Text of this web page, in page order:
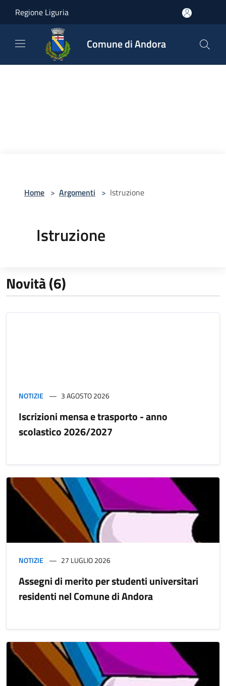
Regione Liguria
Comune di Andora
Home > Argomenti > Istruzione
Istruzione
Novità (6)
NOTIZIE 3 AGOSTO 2026
Iscrizioni mensa e trasporto - anno
scolastico 2026/2027
NOTIZIE 27 LUGLIO 2026
Assegni di merito per studenti universitari
residenti nel Comune di Andora